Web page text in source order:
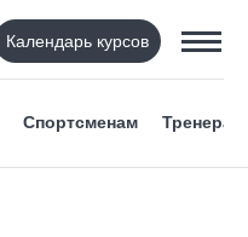
Календарь курсов
Спортсменам Тренерам